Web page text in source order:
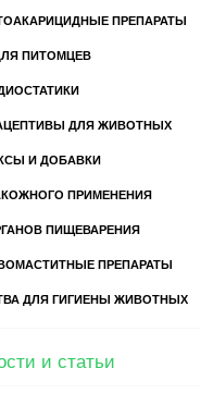
ПРЕПАРАТЫ
ПИТОМЦЕВ
ДЛЯ ЖИВОТНЫХ
И ДОБАВКИ
ПРИМЕНЕНИЯ
ПИЩЕВАРЕНИЯ
ПРЕПАРАТЫ
ДЛЯ ГИГИЕНЫ ЖИВОТНЫХ
и статьи
О ДОМАШНИХ
царапучего котенка или
хулигана? Давайте
КАК ЕМУ ПОМОЧЬ?
появились признаки